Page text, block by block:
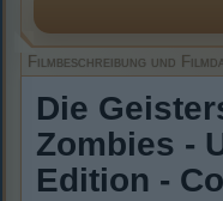
Filmbeschreibung und
Die
Zombies -
Edition -